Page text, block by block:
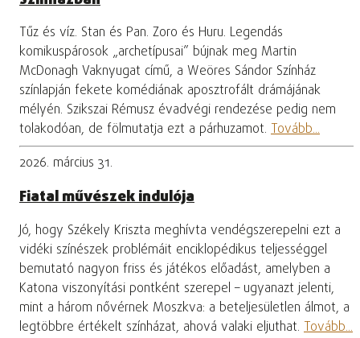
Tűz és víz. Stan és Pan. Zoro és Huru. Legendás
komikuspárosok „archetípusai” bújnak meg Martin
McDonagh Vaknyugat című, a Weöres Sándor Színház
színlapján fekete komédiának aposztrofált drámájának
mélyén. Szikszai Rémusz évadvégi rendezése pedig nem
tolakodóan, de fölmutatja ezt a párhuzamot. Tovább...
2026. március 31.
Fiatal művészek indulója
Jó, hogy Székely Kriszta meghívta vendégszerepelni ezt a
vidéki színészek problémáit enciklopédikus teljességgel
bemutató nagyon friss és játékos előadást, amelyben a
Katona viszonyítási pontként szerepel – ugyanazt jelenti,
mint a három nővérnek Moszkva: a beteljesületlen álmot, a
legtöbbre értékelt színházat, ahová valaki eljuthat. Tovább...